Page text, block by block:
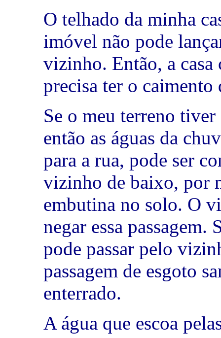
O telhado da minha
imóvel não pode
vizinho. Então, a casa
precisa ter o
Se o meu terreno
então as águas da
para a rua, pode ser
vizinho de baixo, por
embutina no solo. O
negar essa passagem.
pode passar pelo
passagem de esgoto
enterrado.
A água que escoa